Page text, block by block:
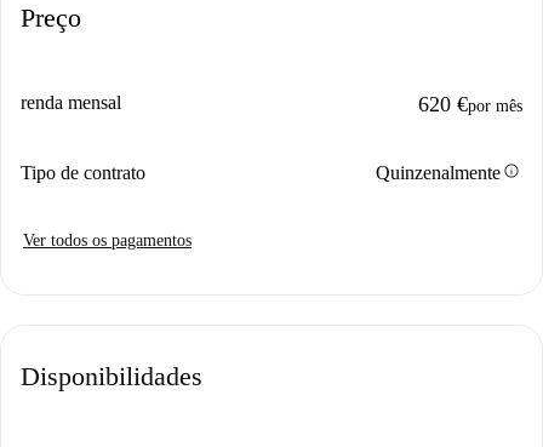
Preço
renda mensal 620 €por mês
Tipo de contrato Quinzenalmenteinfo
Ver todos os pagamentos
Disponibilidades